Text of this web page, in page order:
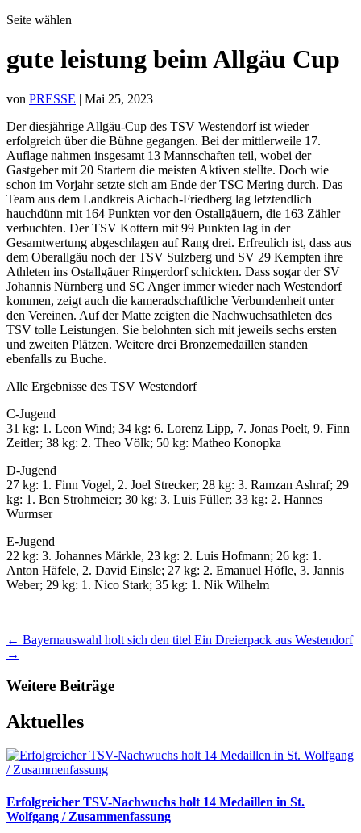
Seite wählen
gute leistung beim Allgäu Cup
von PRESSE | Mai 25, 2023
Der diesjährige Allgäu-Cup des TSV Westendorf ist wieder
erfolgreich über die Bühne gegangen. Bei der mittlerweile 17.
Auflage nahmen insgesamt 13 Mannschaften teil, wobei der
Gastgeber mit 20 Startern die meisten Aktiven stellte. Doch wie
schon im Vorjahr setzte sich am Ende der TSC Mering durch. Das
Team aus dem Landkreis Aichach-Friedberg lag letztendlich
hauchdünn mit 164 Punkten vor den Ostallgäuern, die 163 Zähler
verbuchten. Der TSV Kottern mit 99 Punkten lag in der
Gesamtwertung abgeschlagen auf Rang drei. Erfreulich ist, dass aus
dem Oberallgäu noch der TSV Sulzberg und SV 29 Kempten ihre
Athleten ins Ostallgäuer Ringerdorf schickten. Dass sogar der SV
Johannis Nürnberg und SC Anger immer wieder nach Westendorf
kommen, zeigt auch die kameradschaftliche Verbundenheit unter
den Vereinen. Auf der Matte zeigten die Nachwuchsathleten des
TSV tolle Leistungen. Sie belohnten sich mit jeweils sechs ersten
und zweiten Plätzen. Weitere drei Bronzemedaillen standen
ebenfalls zu Buche.
Alle Ergebnisse des TSV Westendorf
C-Jugend
31 kg: 1. Leon Wind; 34 kg: 6. Lorenz Lipp, 7. Jonas Poelt, 9. Finn
Zeitler; 38 kg: 2. Theo Völk; 50 kg: Matheo Konopka
D-Jugend
27 kg: 1. Finn Vogel, 2. Joel Strecker; 28 kg: 3. Ramzan Ashraf; 29
kg: 1. Ben Strohmeier; 30 kg: 3. Luis Füller; 33 kg: 2. Hannes
Wurmser
E-Jugend
22 kg: 3. Johannes Märkle, 23 kg: 2. Luis Hofmann; 26 kg: 1.
Anton Häfele, 2. David Einsle; 27 kg: 2. Emanuel Höfle, 3. Jannis
Weber; 29 kg: 1. Nico Stark; 35 kg: 1. Nik Wilhelm
← Bayernauswahl holt sich den titel Ein Dreierpack aus Westendorf
→
Weitere Beiträge
Aktuelles
Erfolgreicher TSV-Nachwuchs holt 14 Medaillen in St.
Wolfgang / Zusammenfassung